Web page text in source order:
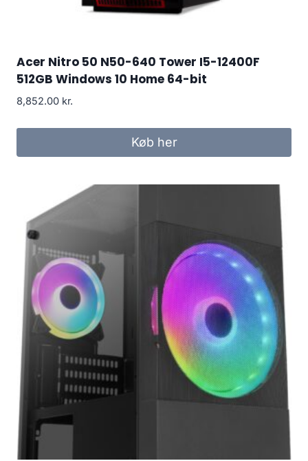
Acer Nitro 50 N50-640 Tower I5-12400F
512GB Windows 10 Home 64-bit
8,852.00 kr.
Køb her